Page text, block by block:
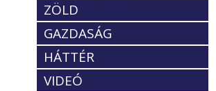
ZÖLD
GAZDASÁG
HÁTTÉR
VIDEÓ